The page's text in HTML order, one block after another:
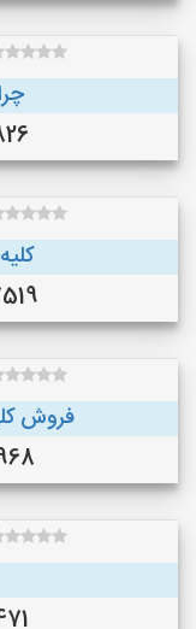
فروش